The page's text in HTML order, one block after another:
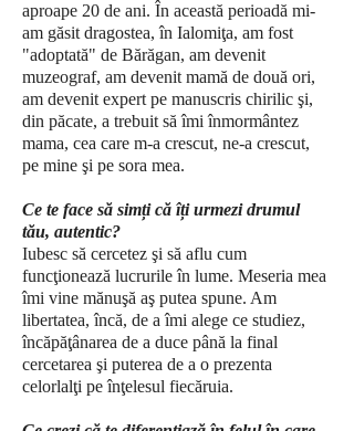
aproape 20 de ani. În această perioadă mi-
am găsit dragostea, în Ialomiţa, am fost
"adoptată" de Bărăgan, am devenit
muzeograf, am devenit mamă de două ori,
am devenit expert pe manuscris chirilic şi,
din păcate, a trebuit să îmi înmormântez
mama, cea care m-a crescut, ne-a crescut,
pe mine şi pe sora mea.
Ce te face să simți că îți urmezi drumul
tău, autentic?
Iubesc să cercetez şi să aflu cum
funcţionează lucrurile în lume. Meseria mea
îmi vine mănuşă aş putea spune. Am
libertatea, încă, de a îmi alege ce studiez,
încăpăţânarea de a duce până la final
cercetarea şi puterea de a o prezenta
celorlalţi pe înţelesul fiecăruia.